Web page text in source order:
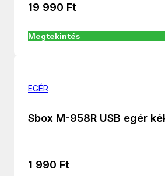
19 990 Ft
Megtekintés
EGÉR
Sbox M-958R USB egér
1 990 Ft